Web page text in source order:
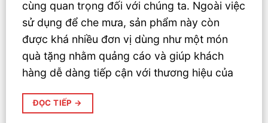
cùng quan trọng đối với chúng ta. Ngoài việc
sử dụng để che mưa, sản phẩm này còn
được khá nhiều đơn vị dùng như một món
quà tặng nhằm quảng cáo và giúp khách
hàng dễ dàng tiếp cận với thương hiệu của
ĐỌC TIẾP →